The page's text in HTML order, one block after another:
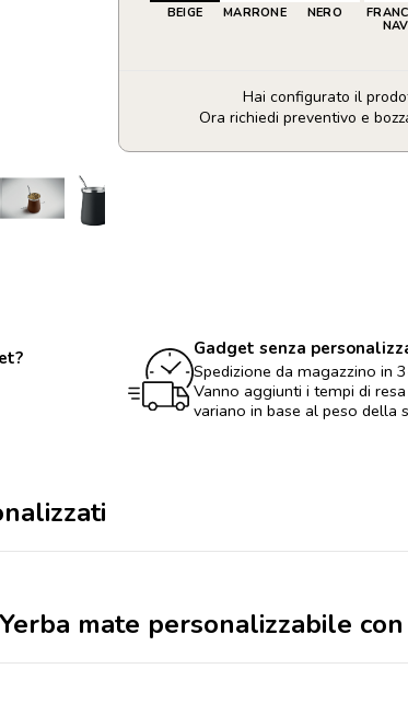
BEIGE MARRONE NERO
Hai configurato il
Ora richiedi preventivo e
Tazza
Gadget senza
Spedizione da magazzino in
Vanno aggiunti i tempi di
variano in base al peso della
mate personalizzabile